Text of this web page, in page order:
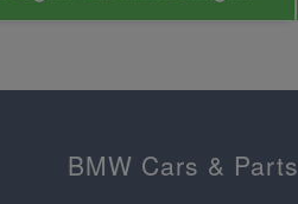
BMW Cars & Parts